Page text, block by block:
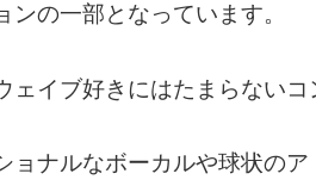
ンの一部となっています。
ェイブ好きにはたまらない
ョナルなボーカルや球状の